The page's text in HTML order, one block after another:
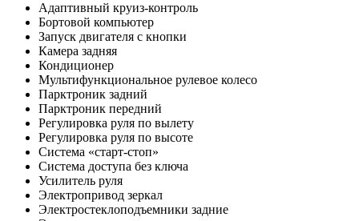
Адаптивный круиз-контроль
Бортовой компьютер
Запуск двигателя с кнопки
Камера задняя
Кондиционер
Мультифункциональное рулевое колесо
Парктроник задний
Парктроник передний
Регулировка руля по вылету
Регулировка руля по высоте
Система «старт-стоп»
Система доступа без ключа
Усилитель руля
Электропривод зеркал
Электростеклоподъемники задние